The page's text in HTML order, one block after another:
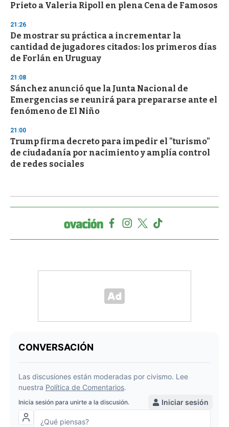
Prieto a Valeria Ripoll en plena Cena de Famosos
21:26
De mostrar su práctica a incrementar la
cantidad de jugadores citados: los primeros días
de Forlán en Uruguay
21:08
Sánchez anunció que la Junta Nacional de
Emergencias se reunirá para prepararse ante el
fenómeno de El Niño
21:00
Trump firma decreto para impedir el "turismo"
de ciudadanía por nacimiento y amplía control
de redes sociales